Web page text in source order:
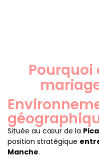
Pourquoi
Située au cœur de la
position stratégique
Manche.